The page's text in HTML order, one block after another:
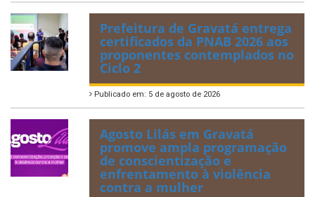
Prefeitura de Gravatá entrega
certificados da PNAB 2026 aos
proponentes contemplados no
Ciclo 2
Publicado em: 5 de agosto de 2026
Agosto Lilás em Gravatá
promove ampla programação
de conscientização e
enfrentamento à violência
contra a mulher